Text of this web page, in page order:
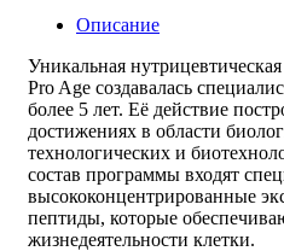
Описание
Уникальная
Pro Age cоздавалаcь
более 5 лет. Её действие
достижениях в области
технологических и
состав программы входят
высококонцентрированные
пептиды, которые
жизнедеятельности клетки.